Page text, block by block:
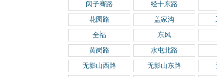
闵子骞路 经十东路
花园路 盖家沟
全福 东风
黄岗路 水屯北路
无影山西路 无影山东路